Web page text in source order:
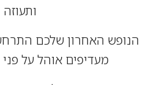
ותעוזה
האחרון שלכם התרחש
מעדיפים אוהל על פני מלון 5 כוכבים